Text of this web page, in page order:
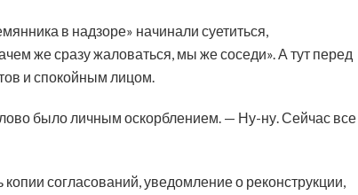
в надзоре» начинали суетиться,
же сразу жаловаться, мы же соседи». А тут перед
и спокойным лицом.
было личным оскорблением. — Ну-ну. Сейчас все
согласований, уведомление о реконструкции,